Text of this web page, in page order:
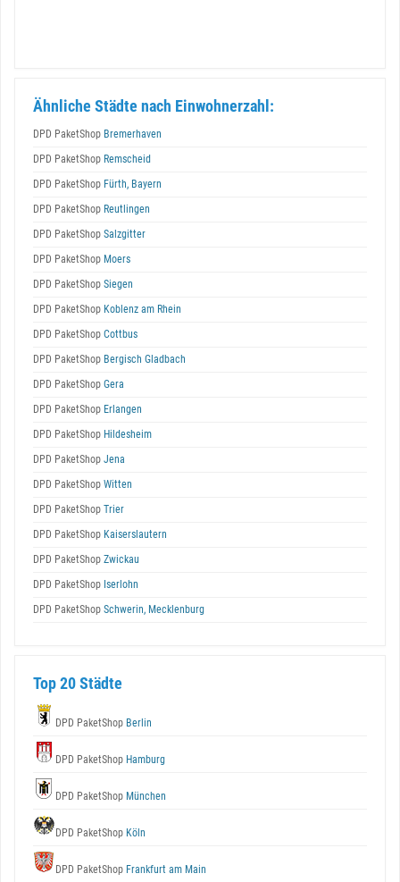
Ähnliche Städte nach Einwohnerzahl:
DPD PaketShop Bremerhaven
DPD PaketShop Remscheid
DPD PaketShop Fürth, Bayern
DPD PaketShop Reutlingen
DPD PaketShop Salzgitter
DPD PaketShop Moers
DPD PaketShop Siegen
DPD PaketShop Koblenz am Rhein
DPD PaketShop Cottbus
DPD PaketShop Bergisch Gladbach
DPD PaketShop Gera
DPD PaketShop Erlangen
DPD PaketShop Hildesheim
DPD PaketShop Jena
DPD PaketShop Witten
DPD PaketShop Trier
DPD PaketShop Kaiserslautern
DPD PaketShop Zwickau
DPD PaketShop Iserlohn
DPD PaketShop Schwerin, Mecklenburg
Top 20 Städte
DPD PaketShop Berlin
DPD PaketShop Hamburg
DPD PaketShop München
DPD PaketShop Köln
DPD PaketShop Frankfurt am Main